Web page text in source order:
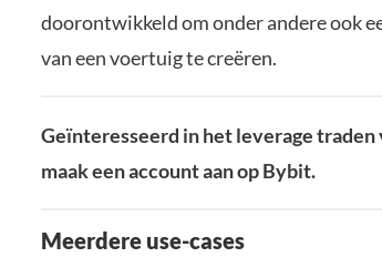
doorontwikkeld om onder andere ook
van een voertuig te creëren.
Geïnteresseerd in het leverage
maak een account aan op Bybit.
Meerdere use-cases